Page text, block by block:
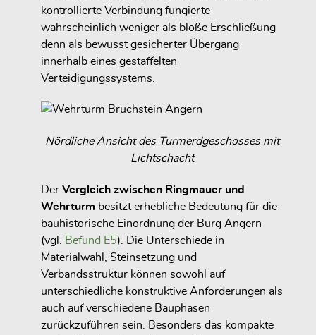
kontrollierte Verbindung fungierte
wahrscheinlich weniger als bloße Erschließung
denn als bewusst gesicherter Übergang
innerhalb eines gestaffelten
Verteidigungssystems.
Nördliche Ansicht des Turmerdgeschosses mit
Lichtschacht
Der Vergleich zwischen Ringmauer und
Wehrturm besitzt erhebliche Bedeutung für die
bauhistorische Einordnung der Burg Angern
(vgl.
Befund E5). Die Unterschiede in
Materialwahl, Steinsetzung und
Verbandsstruktur können sowohl auf
unterschiedliche konstruktive Anforderungen als
auch auf verschiedene Bauphasen
zurückzuführen sein. Besonders das kompakte